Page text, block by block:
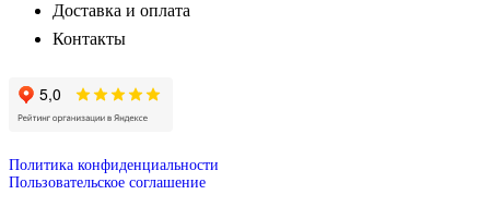
Доставка и оплата
Контакты
Политика конфиденциальности
Пользовательское соглашение